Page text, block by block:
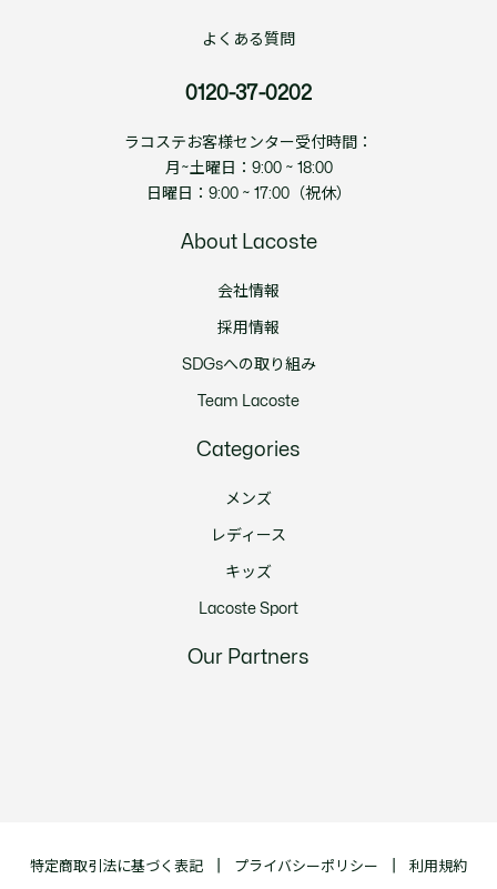
よくある質問
0120-37-0202
ラコステお客様センター受付時間：
月~土曜日：9:00 ~ 18:00
日曜日：9:00 ~ 17:00（祝休）
About Lacoste
会社情報
採用情報
SDGsへの取り組み
Team Lacoste
Categories
メンズ
レディース
キッズ
Lacoste Sport
Our Partners
特定商取引法に基づく表記 プライバシーポリシー 利用規約